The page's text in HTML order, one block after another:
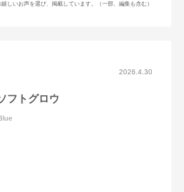
しいお声を選び、掲載しています。（一部、編集も含む）
2026.4.30
フトグロウ